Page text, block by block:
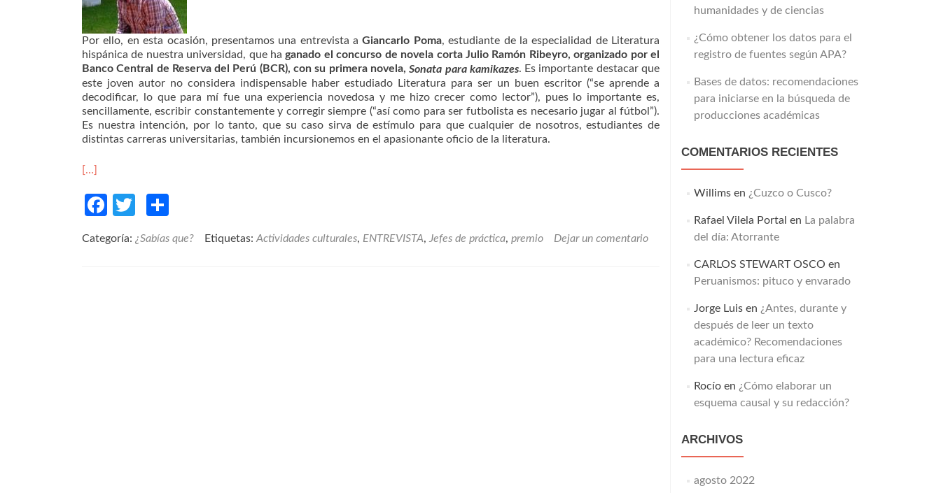
Por ello, en esta ocasión, presentamos una entrevista aGiancarlo Poma, estudiante de la especialidad de Literatura
hispánica de nuestra universidad, que haganado el concurso de novela corta Julio Ramón Ribeyro, organizado por el
Banco Central de Reserva del Perú (BCR), con su primera novela, Sonata para kamikazes. Es importante destacar que
este joven autor no considera indispensable haber estudiado Literatura para ser un buen escritor (“se aprende a
decodificar, lo que para mí fue una experiencia novedosa y me hizo crecer como lector”), pues lo importante es,
sencillamente, escribir constantemente y corregir siempre (“así como para ser futbolista es necesario jugar al fútbol”).
Es nuestra intención, por lo tanto, que su caso sirva de estímulo para que cualquier de nosotros, estudiantes de
distintas carreras universitarias, también incursionemos en el apasionante oficio de la literatura.
[…]
Facebook
Twitter
Categoría: ¿Sabías que? Etiquetas: Actividades culturales, ENTREVISTA, Jefes de práctica, premio Dejar un comentario
humanidades y de ciencias
¿Cómo obtener los datos para el
registro de fuentes según APA?
Bases de datos: recomendaciones
para iniciarse en la búsqueda de
producciones académicas
COMENTARIOS RECIENTES
Willimsen ¿Cuzco o Cusco?
Rafael Vilela Portal en La palabra
del día: Atorrante
CARLOS STEWART OSCO en
Peruanismos: pituco y envarado
Jorge Luisen ¿Antes, durante y
después de leer un texto
académico? Recomendaciones
para una lectura eficaz
Rocíoen ¿Cómo elaborar un
esquema causal y su redacción?
ARCHIVOS
agosto 2022